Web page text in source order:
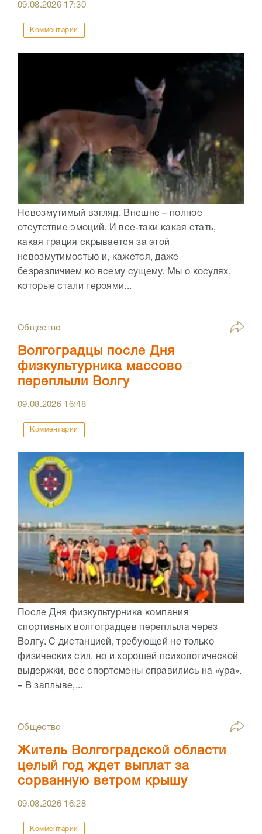
09.08.2026 17:30
Комментарии
Невозмутимый взгляд. Внешне – полное
отсутствие эмоций. И все-таки какая стать,
какая грация скрывается за этой
невозмутимостью и, кажется, даже
безразличием ко всему сущему. Мы о косулях,
которые стали героями...
Общество
Волгоградцы после Дня
физкультурника массово
переплыли Волгу
09.08.2026 16:48
Комментарии
После Дня физкультурника компания
спортивных волгоградцев переплыла через
Волгу. С дистанцией, требующей не только
физических сил, но и хорошей психологической
выдержки, все спортсмены справились на «ура».
– В заплыве,...
Общество
Житель Волгоградской области
целый год ждет выплат за
сорванную ветром крышу
09.08.2026 16:28
Комментарии